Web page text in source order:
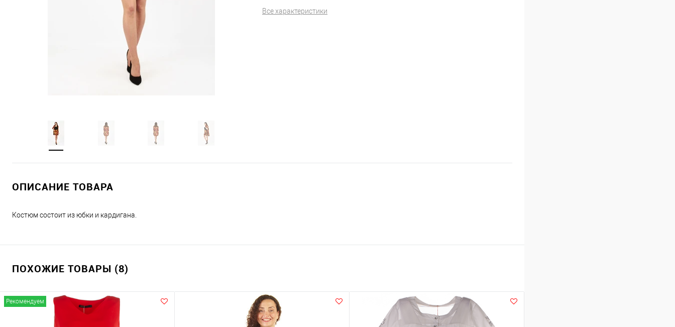
Все характеристики
ОПИСАНИЕ ТОВАРА
Костюм состоит из юбки и кардигана.
ПОХОЖИЕ ТОВАРЫ (8)
Рекомендуем